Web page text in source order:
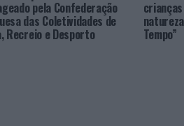
pela Confederação
das Coletividades de
Recreio e Desporto Tempo”